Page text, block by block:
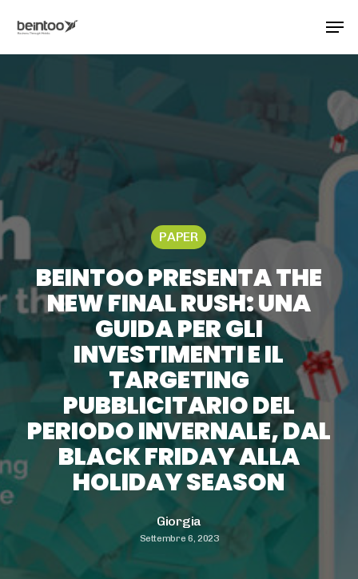
PAPER
BEINTOO PRESENTA THE
NEW FINAL RUSH: UNA
GUIDA PER GLI
INVESTIMENTI E IL
TARGETING
PUBBLICITARIO DEL
PERIODO INVERNALE, DAL
BLACK FRIDAY ALLA
HOLIDAY SEASON
Giorgia
Settembre 6, 2023
Slot777 Online Terpercaya Hari Ini dengan Slot